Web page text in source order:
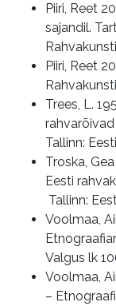
Piiri, Reet
sajandil.
Piiri, Reet
Trees, L.
rahvarõivad
Tallinn:
Troska,
Eesti
Tallinn:
Voolmaa,
Valgus lk
Voolmaa,
–